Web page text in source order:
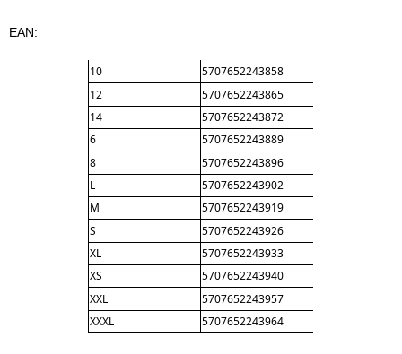
EAN:
10
5707652243858
12
5707652243865
14
5707652243872
6
5707652243889
8
5707652243896
L
5707652243902
M
5707652243919
S
5707652243926
XL
5707652243933
XS
5707652243940
XXL
5707652243957
XXXL
5707652243964